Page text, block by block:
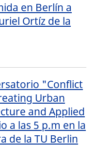
en Berlín a
Ortíz de la
"Conflict
Urban
and Applied
a las 5 p.m en la
de la TU Berlin